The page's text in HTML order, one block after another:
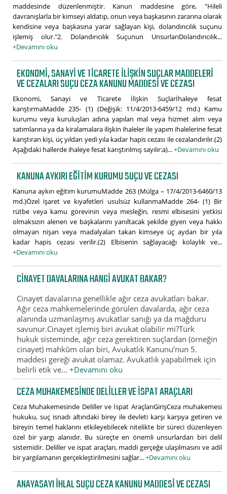
maddesinde düzenlenmiştir. Kanun maddesine göre, "Hileli
davranışlarla bir kimseyi aldatıp, onun veya başkasının zararına olarak
kendisine veya başkasına yarar sağlayan kişi, dolandırıcılık suçunu
işlemiş olur."2. Dolandırıcılık Suçunun UnsurlarıDolandırıcılık...
+Devamını oku
EKONOMI, SANAYI VE TICARETE İLIŞKIN SUÇLAR MADDELERI
VE CEZALARI SUÇU CEZA KANUNU MADDESI VE CEZASI
Ekonomi, Sanayi ve Ticarete İlişkin Suçlarİhaleye fesat
karıştırmaMadde 235- (1) (Değişik: 11/4/2013-6459/12 md.) Kamu
kurumu veya kuruluşları adına yapılan mal veya hizmet alım veya
satımlarına ya da kiralamalara ilişkin ihaleler ile yapım ihalelerine fesat
karıştıran kişi, üç yıldan yedi yıla kadar hapis cezası ile cezalandırılır.(2)
Aşağıdaki hallerde ihaleye fesat karıştırılmış sayılır:a)...+Devamını oku
KANUNA AYKIRI EĞITIM KURUMU SUÇU VE CEZASI
Kanuna aykırı eğitim kurumuMadde 263 (Mülga – 17/4/2013-6460/13
md.)Özel işaret ve kıyafetleri usulsüz kullanmaMadde 264- (1) Bir
rütbe veya kamu görevinin veya mesleğin, resmi elbisesini yetkisi
olmaksızın alenen ve başkalarını yanıltacak şekilde giyen veya hakkı
olmayan nişan veya madalyaları takan kimseye üç aydan bir yıla
kadar hapis cezası verilir.(2) Elbisenin sağlayacağı kolaylık ve...
+Devamını oku
CINAYET DAVALARINA HANGI AVUKAT BAKAR?
Cinayet davalarına genellikle ağır ceza avukatları bakar.
Ağır ceza mahkemelerinde görülen davalarda, ağır ceza
alanında uzmanlaşmış avukatlar sanığı ya da mağduru
savunur.Cinayet işlemiş biri avukat olabilir mi?Türk
hukuk sisteminde, ağır ceza gerektiren suçlardan (örneğin
cinayet) mahkûm olan biri, Avukatlık Kanunu’nun 5.
maddesi gereği avukat olamaz. Avukatlık yapabilmek için
belirli etik ve...+Devamını oku
CEZA MUHAKEMESINDE DELILLER VE İSPAT ARAÇLARI
Ceza Muhakemesinde Deliller ve İspat AraçlarıGirişCeza muhakemesi
hukuku, suç isnadı altındaki birey ile devleti karşı karşıya getiren ve
bireyin temel haklarını etkileyebilecek nitelikte bir süreci düzenleyen
özel bir yargı alanıdır. Bu süreçte en önemli unsurlardan biri delil
sistemidir. Deliller ve ispat araçları, maddi gerçeğe ulaşılmasını ve adil
bir yargılamanın gerçekleştirilmesini sağlar...+Devamını oku
ANAYASAYI IHLAL SUÇU CEZA KANUNU MADDESI VE CEZASI